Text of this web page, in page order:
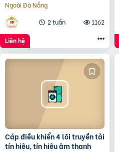
Ngoài Đà Nẵng
2 tuần
1162
Liên hệ
Cáp điều khiển 4 lõi truyền tải
tín hiệu, tín hiệu âm thanh